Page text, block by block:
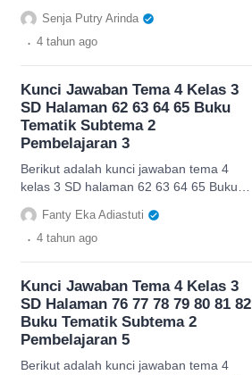
Pembelajaran 4 pada halaman 72 73 74,
simak lengkapnya dibawah ini
Senja Putry Arinda
. 4 tahun ago
Kunci Jawaban Tema 4 Kelas 3
SD Halaman 62 63 64 65 Buku
Tematik Subtema 2
Pembelajaran 3
Berikut adalah kunci jawaban tema 4
kelas 3 SD halaman 62 63 64 65 Buku
Tematik Subtema 2 Pembelajaran 3.
Fanty Eka Adiastuti
. 4 tahun ago
Kunci Jawaban Tema 4 Kelas 3
SD Halaman 76 77 78 79 80 81 82
Buku Tematik Subtema 2
Pembelajaran 5
Berikut adalah kunci jawaban tema 4